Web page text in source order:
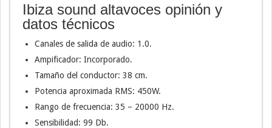
Ibiza sound altavoces opinión y
datos técnicos
Canales de salida de audio: 1.0.
Ampificador: Incorporado.
Tamaño del conductor: 38 cm.
Potencia aproximada RMS: 450W.
Rango de frecuencia: 35 – 20000 Hz.
Sensibilidad: 99 Db.